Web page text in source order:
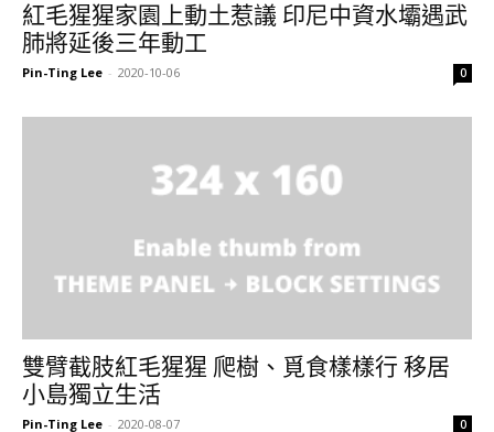
紅毛猩猩家園上動土惹議 印尼中資水壩遇武
肺將延後三年動工
Pin-Ting Lee - 2020-10-06 0
雙臂截肢紅毛猩猩 爬樹、覓食樣樣行 移居
小島獨立生活
Pin-Ting Lee - 2020-08-07 0